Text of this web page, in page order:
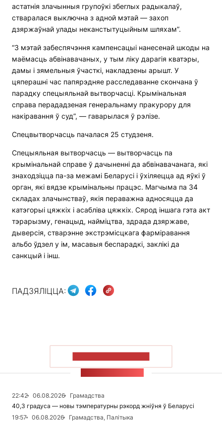
астатнія злачынныя групоўкі збеглых радыкалаў,
стваралася выключна з адной мэтай — захоп
дзяржаўнай улады неканстытуцыйным шляхам”.
“З мэтай забеспячэння кампенсацыі нанесенай шкоды на
маёмасць абвінавачаных, у тым ліку дарагія кватэры,
дамы і зямельныя ўчасткі, накладзены арышт. У
цяперашні час папярэдняе расследаванне скончана ў
парадку спецыяльнай вытворчасці. Крымінальная
справа перададзеная генеральнаму пракурору для
накіравання ў суд”, — гаварылася ў рэлізе.
Спецвытворчасць пачалася 25 студзеня.
Спецыяльная вытворчасць — вытворчасць па
крымінальнай справе ў дачыненні да абвінавачанага, які
знаходзіцца па-за межамі Беларусі і ўхіляецца ад яўкі ў
орган, які вядзе крымінальны працэс. Магчыма па 34
складах злачынстваў, якія пераважна адносяцца да
катэгорыі цяжкіх і асабліва цяжкіх. Сярод іншага гэта акт
тэрарызму, генацыд, найміцтва, здрада дзяржаве,
дыверсія, стварэнне экстрэмісцкага фарміравання
альбо ўдзел у ім, масавыя беспарадкі, заклікі да
санкцый і інш.
ПАДЗЯЛІЦЦА:
22:42 06.08.2026
Грамадства
40,3 градуса — новы тэмпературны рэкорд жніўня ў Беларусі
19:57
06.08.2026
Грамадства, Палітыка